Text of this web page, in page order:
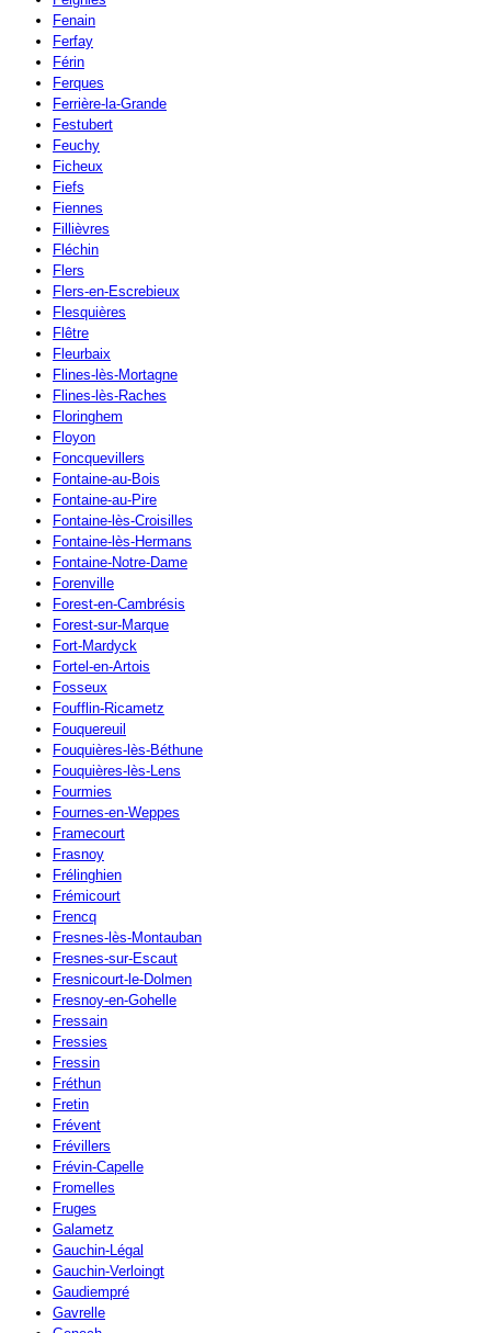
Fenain
Ferfay
Férin
Ferques
Ferrière-la-Grande
Festubert
Feuchy
Ficheux
Fiefs
Fiennes
Fillièvres
Fléchin
Flers
Flers-en-Escrebieux
Flesquières
Flêtre
Fleurbaix
Flines-lès-Mortagne
Flines-lès-Raches
Floringhem
Floyon
Foncquevillers
Fontaine-au-Bois
Fontaine-au-Pire
Fontaine-lès-Croisilles
Fontaine-lès-Hermans
Fontaine-Notre-Dame
Forenville
Forest-en-Cambrésis
Forest-sur-Marque
Fort-Mardyck
Fortel-en-Artois
Fosseux
Foufflin-Ricametz
Fouquereuil
Fouquières-lès-Béthune
Fouquières-lès-Lens
Fourmies
Fournes-en-Weppes
Framecourt
Frasnoy
Frélinghien
Frémicourt
Frencq
Fresnes-lès-Montauban
Fresnes-sur-Escaut
Fresnicourt-le-Dolmen
Fresnoy-en-Gohelle
Fressain
Fressies
Fressin
Fréthun
Fretin
Frévent
Frévillers
Frévin-Capelle
Fromelles
Fruges
Galametz
Gauchin-Légal
Gauchin-Verloingt
Gaudiempré
Gavrelle